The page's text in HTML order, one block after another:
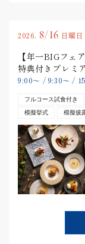
2026. 8/16 日曜日
【年一BIGフェ
特典付きプレミ
9:00〜 / 9:30〜 /
フルコース試食付き
模擬挙式
模擬披